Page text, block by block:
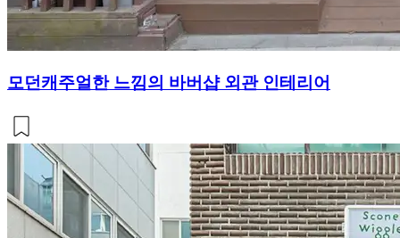
모던캐주얼한 느낌의 바버샵 외관 인테리어